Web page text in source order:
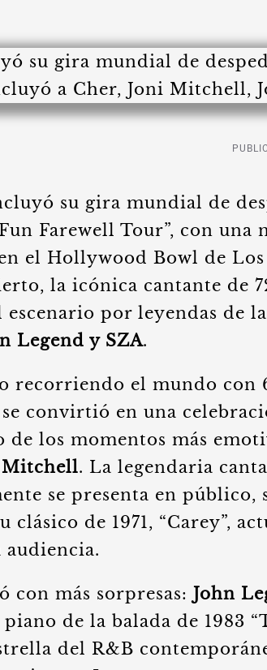
su gira mundial de
Farewell Tour”, con una
el Hollywood Bowl de Los
la icónica cantante de
escenario por leyendas de
Legend y SZA.
recorriendo el mundo con
se convirtió en una
de los momentos más
Mitchell. La legendaria
se presenta en público,
de 1971, “Carey”,
con más sorpresas: John
de la balada de 1983
del R&B